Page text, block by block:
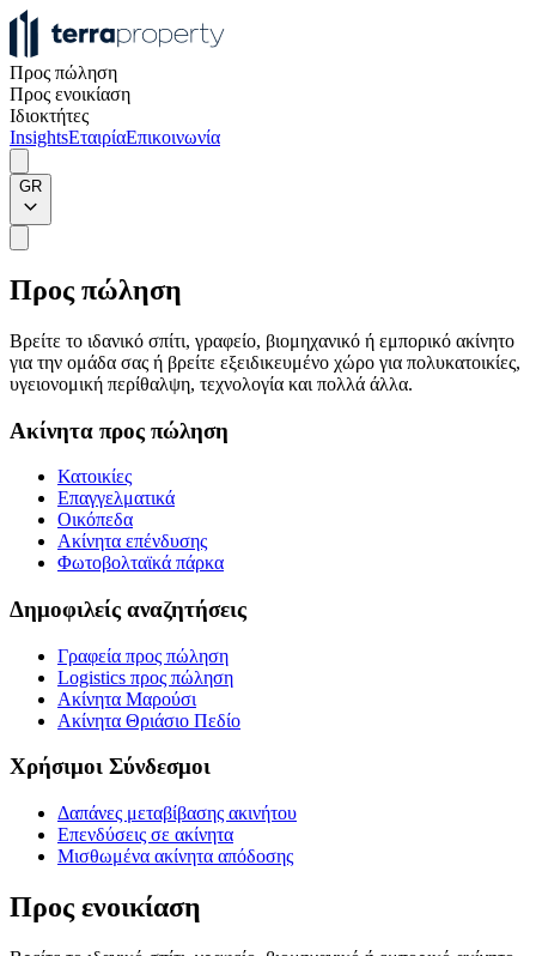
Προς πώληση
Προς ενοικίαση
Ιδιοκτήτες
InsightsΕταιρίαΕπικοινωνία
GR
Προς πώληση
Βρείτε το ιδανικό σπίτι, γραφείο, βιομηχανικό ή εμπορικό ακίνητο
για την ομάδα σας ή βρείτε εξειδικευμένο χώρο για πολυκατοικίες,
υγειονομική περίθαλψη, τεχνολογία και πολλά άλλα.
Ακίνητα προς πώληση
Κατοικίες
Επαγγελματικά
Οικόπεδα
Ακίνητα επένδυσης
Φωτοβολταϊκά πάρκα
Δημοφιλείς αναζητήσεις
Γραφεία προς πώληση
Logistics προς πώληση
Ακίνητα Μαρούσι
Ακίνητα Θριάσιο Πεδίο
Χρήσιμοι Σύνδεσμοι
Δαπάνες μεταβίβασης ακινήτου
Επενδύσεις σε ακίνητα
Μισθωμένα ακίνητα απόδοσης
Προς ενοικίαση